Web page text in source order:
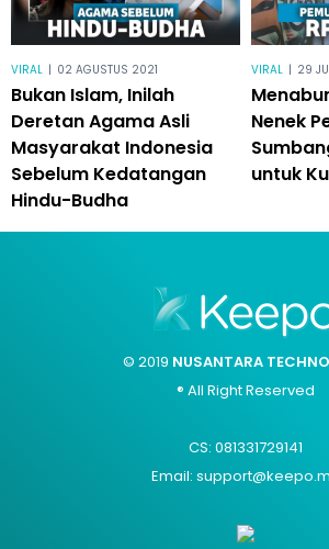
VIRAL | 02 AGUSTUS 2021
Bukan Islam, Inilah
Deretan Agama Asli
Masyarakat Indonesia
Sebelum Kedatangan
Hindu-Budha
VIRAL | 29
Nenek
untuk
© 2019 NUSANTARA
® All Right Reserved
CS: 081331729141
Email: